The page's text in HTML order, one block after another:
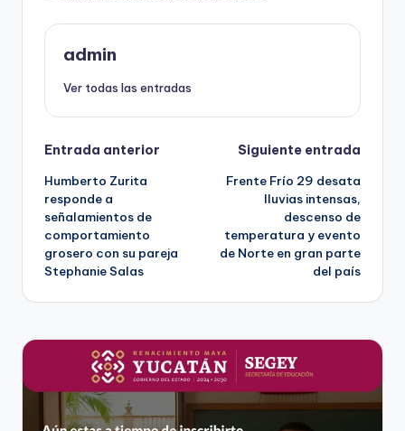
admin
Ver todas las entradas
Navegación
de
entradas
Entrada anterior
Humberto Zurita
responde a
señalamientos de
comportamiento
grosero con su pareja
Stephanie Salas
Siguiente entrada
Frente Frío 29 desata
lluvias intensas,
descenso de
temperatura y evento
de Norte en gran parte
del país